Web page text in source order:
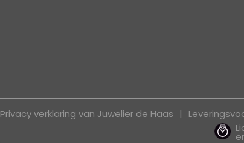
Privacy verklaring van Juwelier de Haas